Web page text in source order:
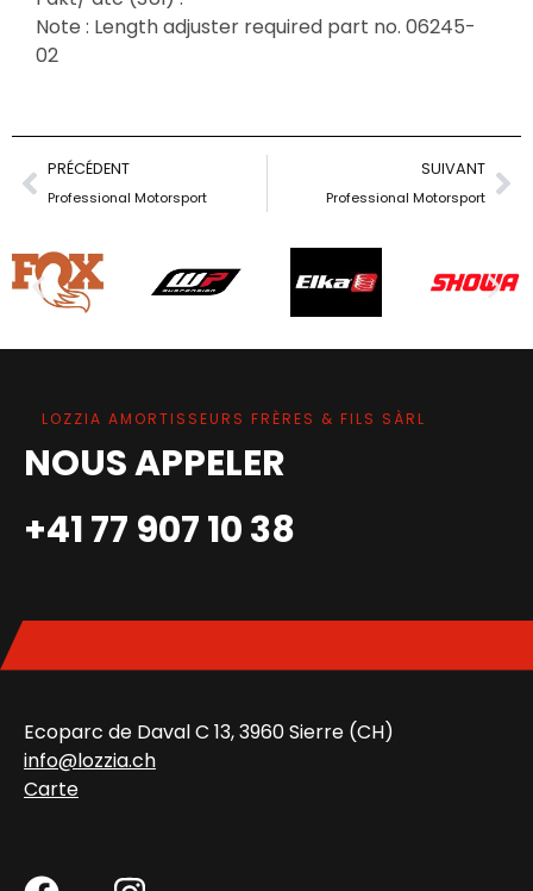
Note : Length adjuster required part no. 06245-
02
PRÉCÉDENT
Professional Motorsport
SUIVANT
Professional Motorsport
LOZZIA AMORTISSEURS FRÈRES & FILS SÀRL
NOUS APPELER
+41 77 907 10 38
Ecoparc de Daval C 13, 3960 Sierre (CH)
info@lozzia.ch
Carte